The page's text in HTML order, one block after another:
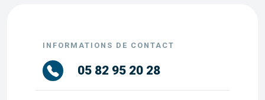
INFORMATIONS DE CONTACT
05 82 95 20 28